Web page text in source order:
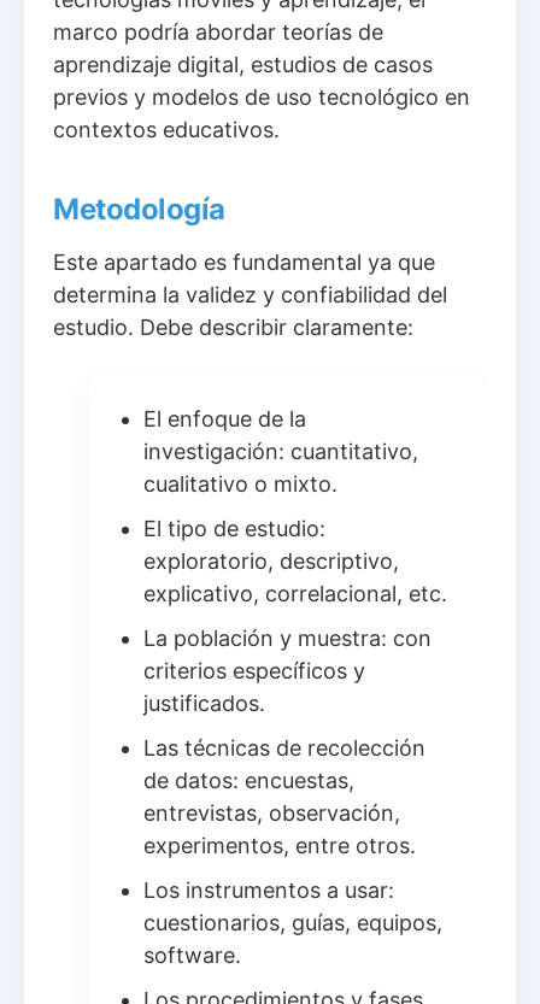
marco podría abordar teorías de
aprendizaje digital, estudios de casos
previos y modelos de uso tecnológico en
contextos educativos.
Metodología
Este apartado es fundamental ya que
determina la validez y confiabilidad del
estudio. Debe describir claramente:
El enfoque de la
investigación: cuantitativo,
cualitativo o mixto.
El tipo de estudio:
exploratorio, descriptivo,
explicativo, correlacional, etc.
La población y muestra: con
criterios específicos y
justificados.
Las técnicas de recolección
de datos: encuestas,
entrevistas, observación,
experimentos, entre otros.
Los instrumentos a usar:
cuestionarios, guías, equipos,
software.